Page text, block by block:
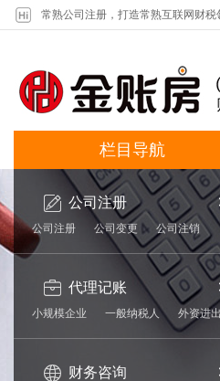
常熟公司注册，打造常熟互联网财税
栏目导航
公司注册
公司注册 公司变更 公司注销
代理记账
小规模企业 一般纳税人 外资进
财务咨询